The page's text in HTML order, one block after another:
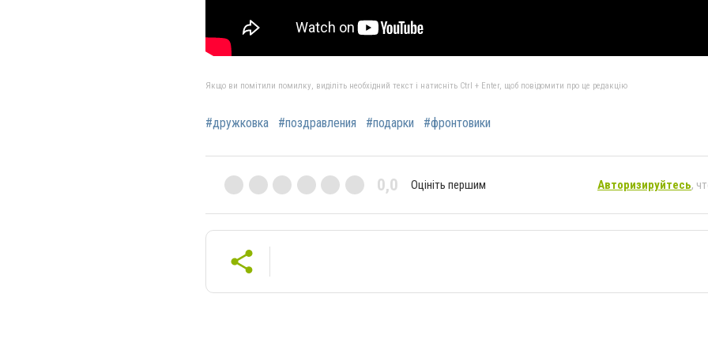
Якщо ви помітили помилку, виділіть необхідний текст і натисніть Ctrl + Enter, щоб повідомити про це редакцію
#дружковка #поздравления #подарки #фронтовики
0,0 Оцініть першим Авторизируйтесь,